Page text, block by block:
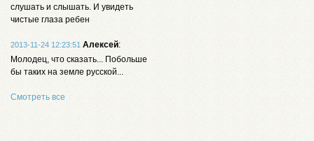
слушать и слышать. И увидеть
чистые глаза ребен
2013-11-24 12:23:51 Алексей:
Молодец, что сказать... Побольше
бы таких на земле русской...
Смотреть все